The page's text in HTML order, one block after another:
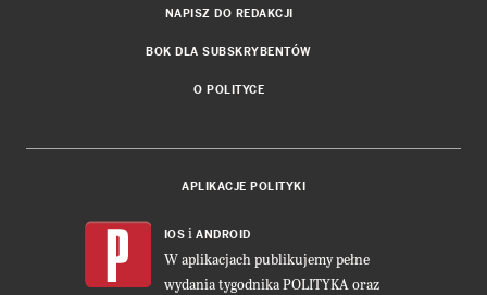
NAPISZ DO REDAKCJI
BOK DLA SUBSKRYBENTÓW
O POLITYCE
APLIKACJE POLITYKI
IOS i ANDROID
W aplikacjach publikujemy pełne
wydania tygodnika POLITYKA oraz